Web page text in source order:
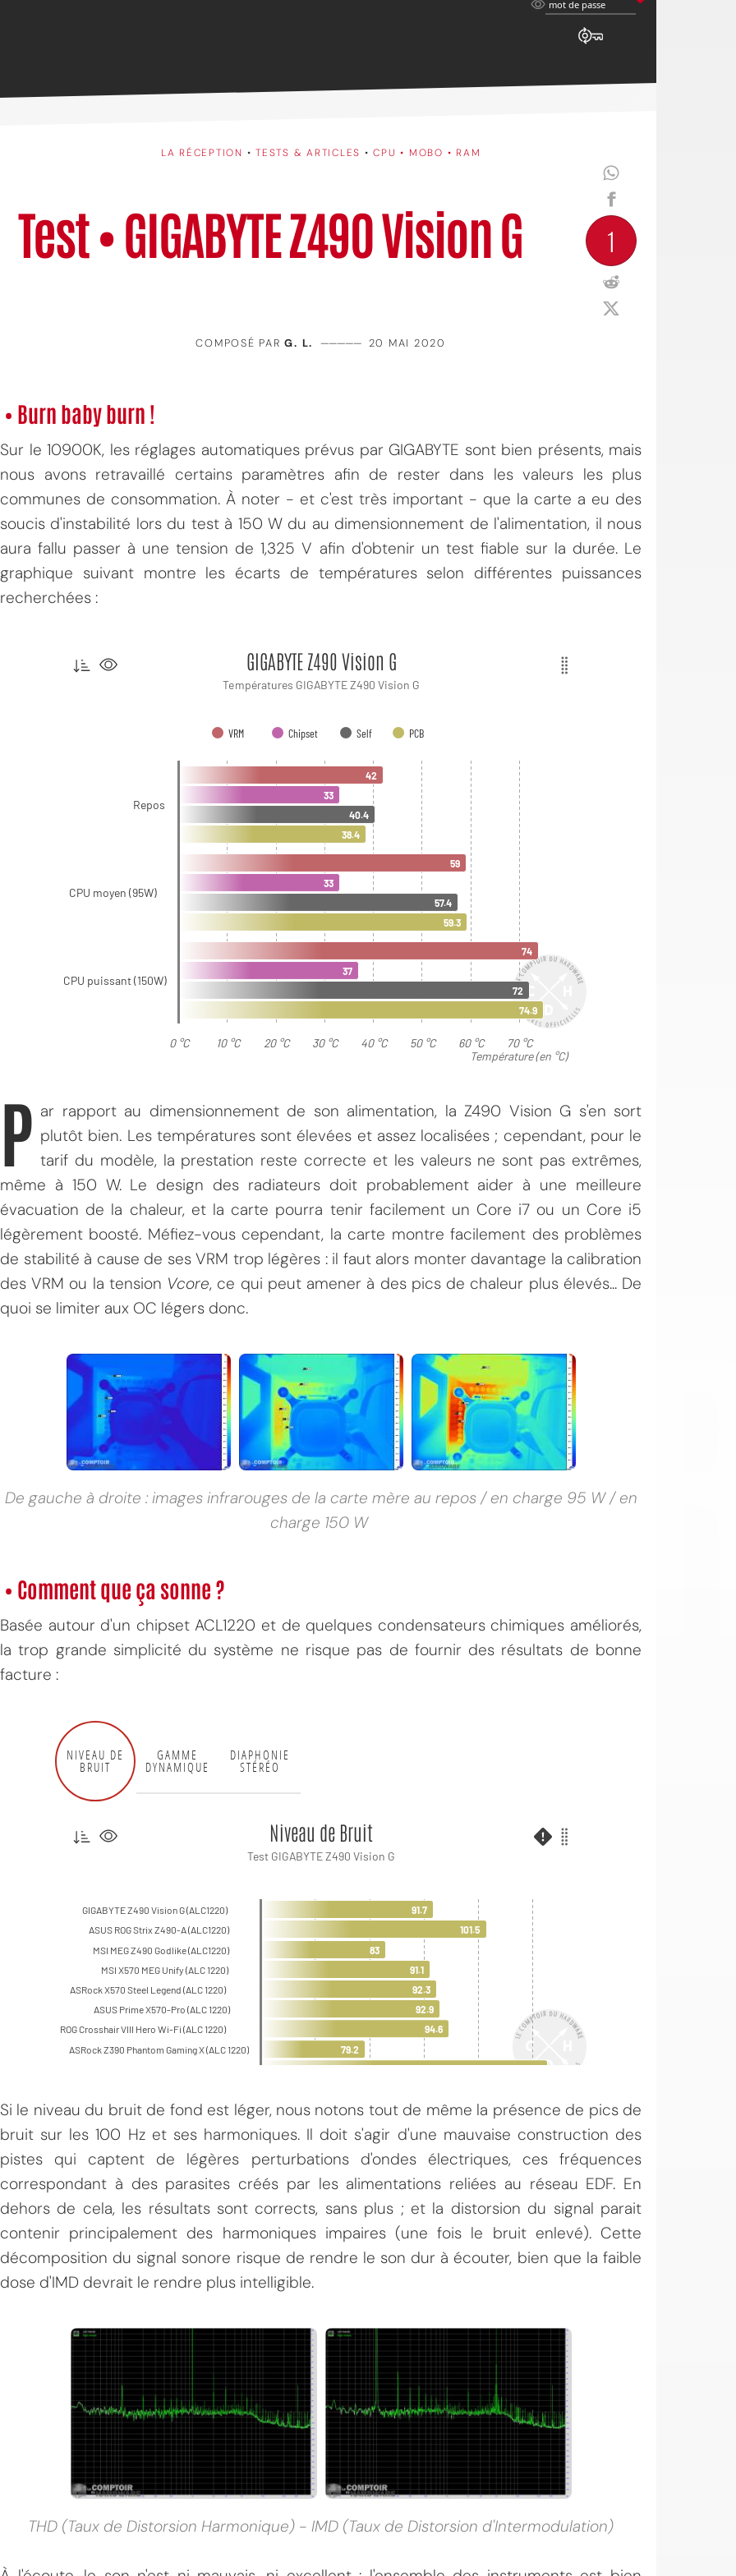
mot de passe
LA RÉCEPTION • TESTS & ARTICLES •CPU • MOBO • RAM
Test • GIGABYTE Z490 Vision G 1
COMPOSÉ PARG. L. ————— 20 MAI 2020
• Burn baby burn !
Sur le 10900K, les réglages automatiques prévus par GIGABYTE sont bien présents, mais
nous avons retravaillé certains paramètres afin de rester dans les valeurs les plus
communes de consommation. À noter - et c'est très important - que la carte a eu des
soucis d'instabilité lors du test à 150 W du au dimensionnement de l'alimentation, il nous
aura fallu passer à une tension de 1,325 V afin d'obtenir un test fiable sur la durée. Le
graphique suivant montre les écarts de températures selon différentes puissances
recherchées :
P ar rapport au dimensionnement de son alimentation, la Z490 Vision G s'en sort
plutôt bien. Les températures sont élevées et assez localisées ; cependant, pour le
tarif du modèle, la prestation reste correcte et les valeurs ne sont pas extrêmes,
même à 150 W. Le design des radiateurs doit probablement aider à une meilleure
évacuation de la chaleur, et la carte pourra tenir facilement un Core i7 ou un Core i5
légèrement boosté. Méfiez-vous cependant, la carte montre facilement des problèmes
de stabilité à cause de ses VRM trop légères : il faut alors monter davantage la calibration
des VRM ou la tension Vcore, ce qui peut amener à des pics de chaleur plus élevés... De
quoi se limiter aux OC légers donc.
De gauche à droite : images infrarouges de la carte mère au repos / en charge 95 W / en
charge 150 W
• Comment que ça sonne ?
Basée autour d'un chipset ACL1220 et de quelques condensateurs chimiques améliorés,
la trop grande simplicité du système ne risque pas de fournir des résultats de bonne
facture :
Si le niveau du bruit de fond est léger, nous notons tout de même la présence de pics de
bruit sur les 100 Hz et ses harmoniques. Il doit s'agir d'une mauvaise construction des
pistes qui captent de légères perturbations d'ondes électriques, ces fréquences
correspondant à des parasites créés par les alimentations reliées au réseau EDF. En
dehors de cela, les résultats sont corrects, sans plus ; et la distorsion du signal parait
contenir principalement des harmoniques impaires (une fois le bruit enlevé). Cette
décomposition du signal sonore risque de rendre le son dur à écouter, bien que la faible
dose d'IMD devrait le rendre plus intelligible.
THD (Taux de Distorsion Harmonique) - IMD (Taux de Distorsion d'Intermodulation)